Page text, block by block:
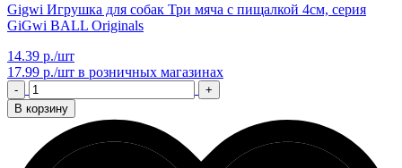
Gigwi Игрушка для собак Три мяча с пищалкой 4см, серия
GiGwi BALL Originals
14.39 р./шт
17.99 р./шт в розничных магазинах
-
+
В корзину